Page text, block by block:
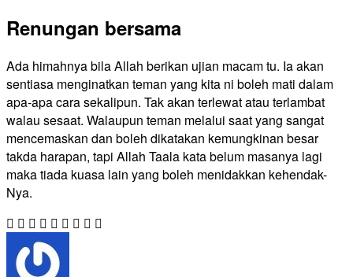
Renungan bersama
​Ada himahnya bila Allah berikan ujian macam tu. Ia akan
sentiasa menginatkan teman yang kita ni boleh mati dalam
apa-apa cara sekalipun. Tak akan terlewat atau terlambat
walau sesaat. Walaupun teman melalui saat yang sangat
mencemaskan dan boleh dikatakan kemungkinan besar
takda harapan, tapi Allah Taala kata belum masanya lagi
maka tiada kuasa lain yang boleh menidakkan kehendak-
Nya.